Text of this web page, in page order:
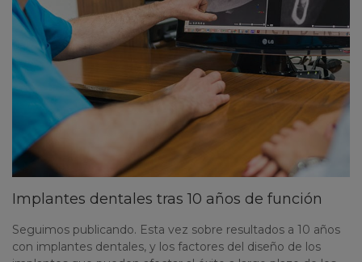
Implantes dentales tras 10 años de función
Seguimos publicando. Esta vez sobre resultados a 10 años
con implantes dentales, y los factores del diseño de los